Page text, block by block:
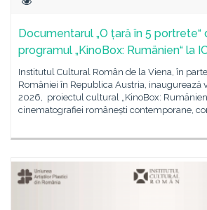
Documentarul „O țară în 5 portrete“
programul „KinoBox: Rumänien“ la
Institutul Cultural Român de la Viena, în
României în Republica Austria, inaugurează
2026, proiectul cultural „KinoBox:
cinematografiei românești contemporane,